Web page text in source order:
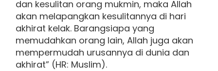
dan kesulitan orang mukmin, maka Allah
akan melapangkan kesulitannya di hari
akhirat kelak. Barangsiapa yang
memudahkan orang lain, Allah juga akan
mempermudah urusannya di dunia dan
akhirat” (HR: Muslim).